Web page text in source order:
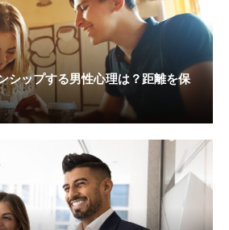
シップする男性心理は？距離を保